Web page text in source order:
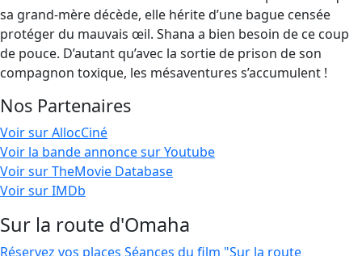
sa grand-mère décède, elle hérite d’une bague censée
protéger du mauvais œil. Shana a bien besoin de ce coup
de pouce. D’autant qu’avec la sortie de prison de son
compagnon toxique, les mésaventures s’accumulent !
Nos Partenaires
Voir sur AllocCiné
Voir la bande annonce sur Youtube
Voir sur TheMovie Database
Voir sur IMDb
Sur la route d'Omaha
Réservez vos places Séances du film "Sur la route